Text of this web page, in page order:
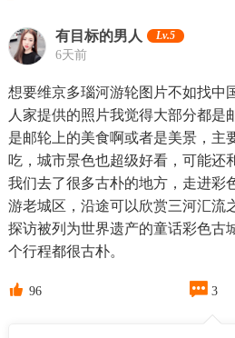
有目标的男人 Lv.5
6天前
想要维京多瑙河游轮图片不如找中
人家提供的照片我觉得大部分都是
是邮轮上的美食啊或者是美景，主
吃，城市景色也超级好看，可能还
我们去了很多古朴的地方，走进彩
游老城区，沿途可以欣赏三河汇流
探访被列为世界遗产的童话彩色古
个行程都很古朴。
 96  3